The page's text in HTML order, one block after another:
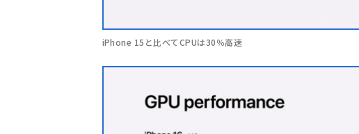
iPhone 15と比べてCPUは30％高速